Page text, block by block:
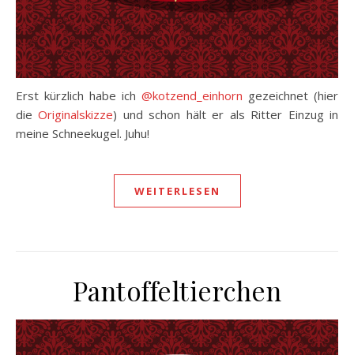
Erst kürzlich habe ich @kotzend_einhorn gezeichnet (hier
dieOriginalskizze) und schon hält er als Ritter Einzug in
meine Schneekugel. Juhu!
WEITERLESEN
Pantoffeltierchen